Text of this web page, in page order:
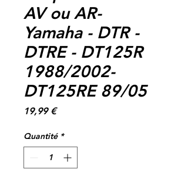
AV ou AR-
Yamaha - DTR -
DTRE - DT125R
1988/2002-
DT125RE 89/05
19,99 €Prix
Quantité *